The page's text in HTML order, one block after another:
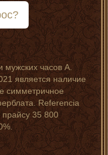
часов A.
является наличие
симметричное
Referencia
35 800